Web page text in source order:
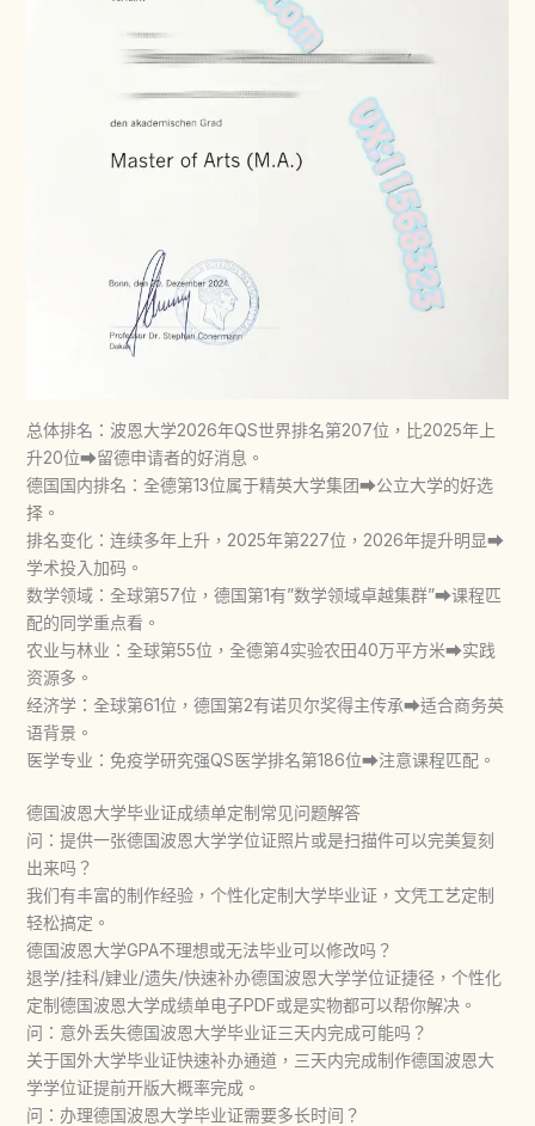
总体排名：波恩大学2026年QS世界排名第207位，比2025年上
升20位➡留德申请者的好消息。
德国国内排名：全德第13位属于精英大学集团➡公立大学的好选
择。
排名变化：连续多年上升，2025年第227位，2026年提升明显➡
学术投入加码。
数学领域：全球第57位，德国第1有”数学领域卓越集群”➡课程匹
配的同学重点看。
农业与林业：全球第55位，全德第4实验农田40万平方米➡实践
资源多。
经济学：全球第61位，德国第2有诺贝尔奖得主传承➡适合商务英
语背景。
医学专业：免疫学研究强QS医学排名第186位➡注意课程匹配。
德国波恩大学毕业证成绩单定制常见问题解答
问：提供一张德国波恩大学学位证照片或是扫描件可以完美复刻
出来吗？
我们有丰富的制作经验，个性化定制大学毕业证，文凭工艺定制
轻松搞定。
德国波恩大学GPA不理想或无法毕业可以修改吗？
退学/挂科/肄业/遗失/快速补办德国波恩大学学位证捷径，个性化
定制德国波恩大学成绩单电子PDF或是实物都可以帮你解决。
问：意外丢失德国波恩大学毕业证三天内完成可能吗？
关于国外大学毕业证快速补办通道，三天内完成制作德国波恩大
学学位证提前开版大概率完成。
问：办理德国波恩大学毕业证需要多长时间？